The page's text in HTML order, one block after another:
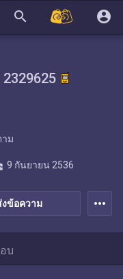
search account_circle
ม
งข้อความ
9 กันยายน 2536
more_horiz
บ